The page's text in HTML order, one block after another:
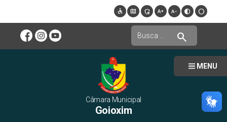
MENU
accessible map admin_panel_settings text_increase text_decrease contrast circle
search
Câmara Municipal
Goioxim